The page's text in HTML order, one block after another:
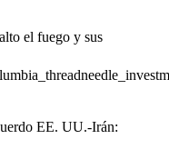
el fuego y sus
EE. UU.-Irán: